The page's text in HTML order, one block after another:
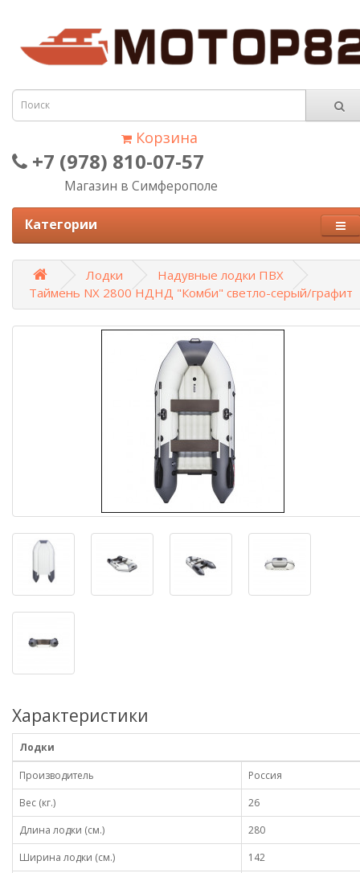
Корзина
+7 (978) 810-07-57
Магазин в Симферополе
Категории
Лодки
Надувные лодки ПВХ
Таймень NX 2800 НДНД "Комби" светло-серый/графит
Характеристики
Лодки
Производитель
Россия
Вес (кг.)
26
Длина лодки (см.)
280
Ширина лодки (см.)
142